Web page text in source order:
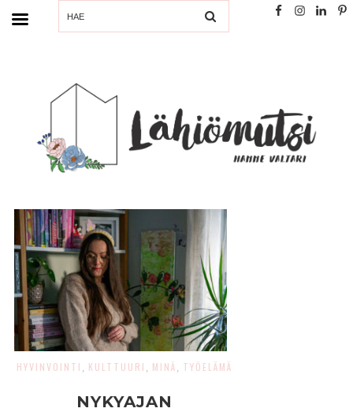
SEARCH
HYVINVOINTI KULTTUURI MINÄ TYÖELÄMÄ
NYKYAJAN